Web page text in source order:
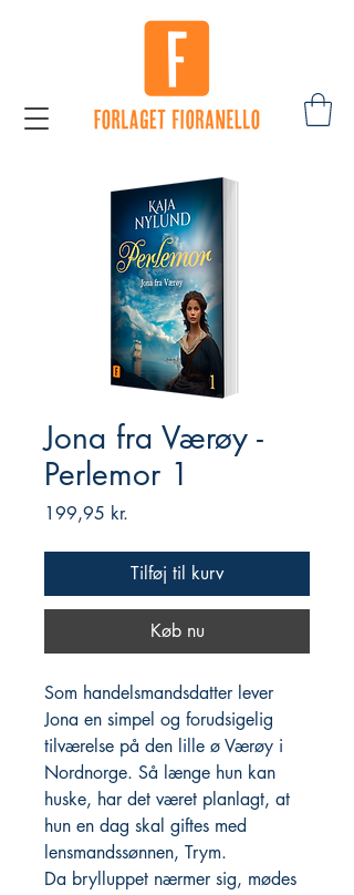
Jona fra Værøy -
Perlemor 1
199,95 kr.
Tilføj til kurv
Køb nu
Som handelsmandsdatter lever
Jona en simpel og forudsigelig
tilværelse på den lille ø Værøy i
Nordnorge. Så længe hun kan
huske, har det været planlagt, at
hun en dag skal giftes med
lensmandssønnen, Trym.
Da brylluppet nærmer sig, mødes